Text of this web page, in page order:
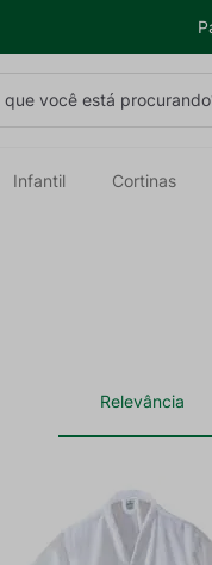
Infantil Cortinas
Relevância